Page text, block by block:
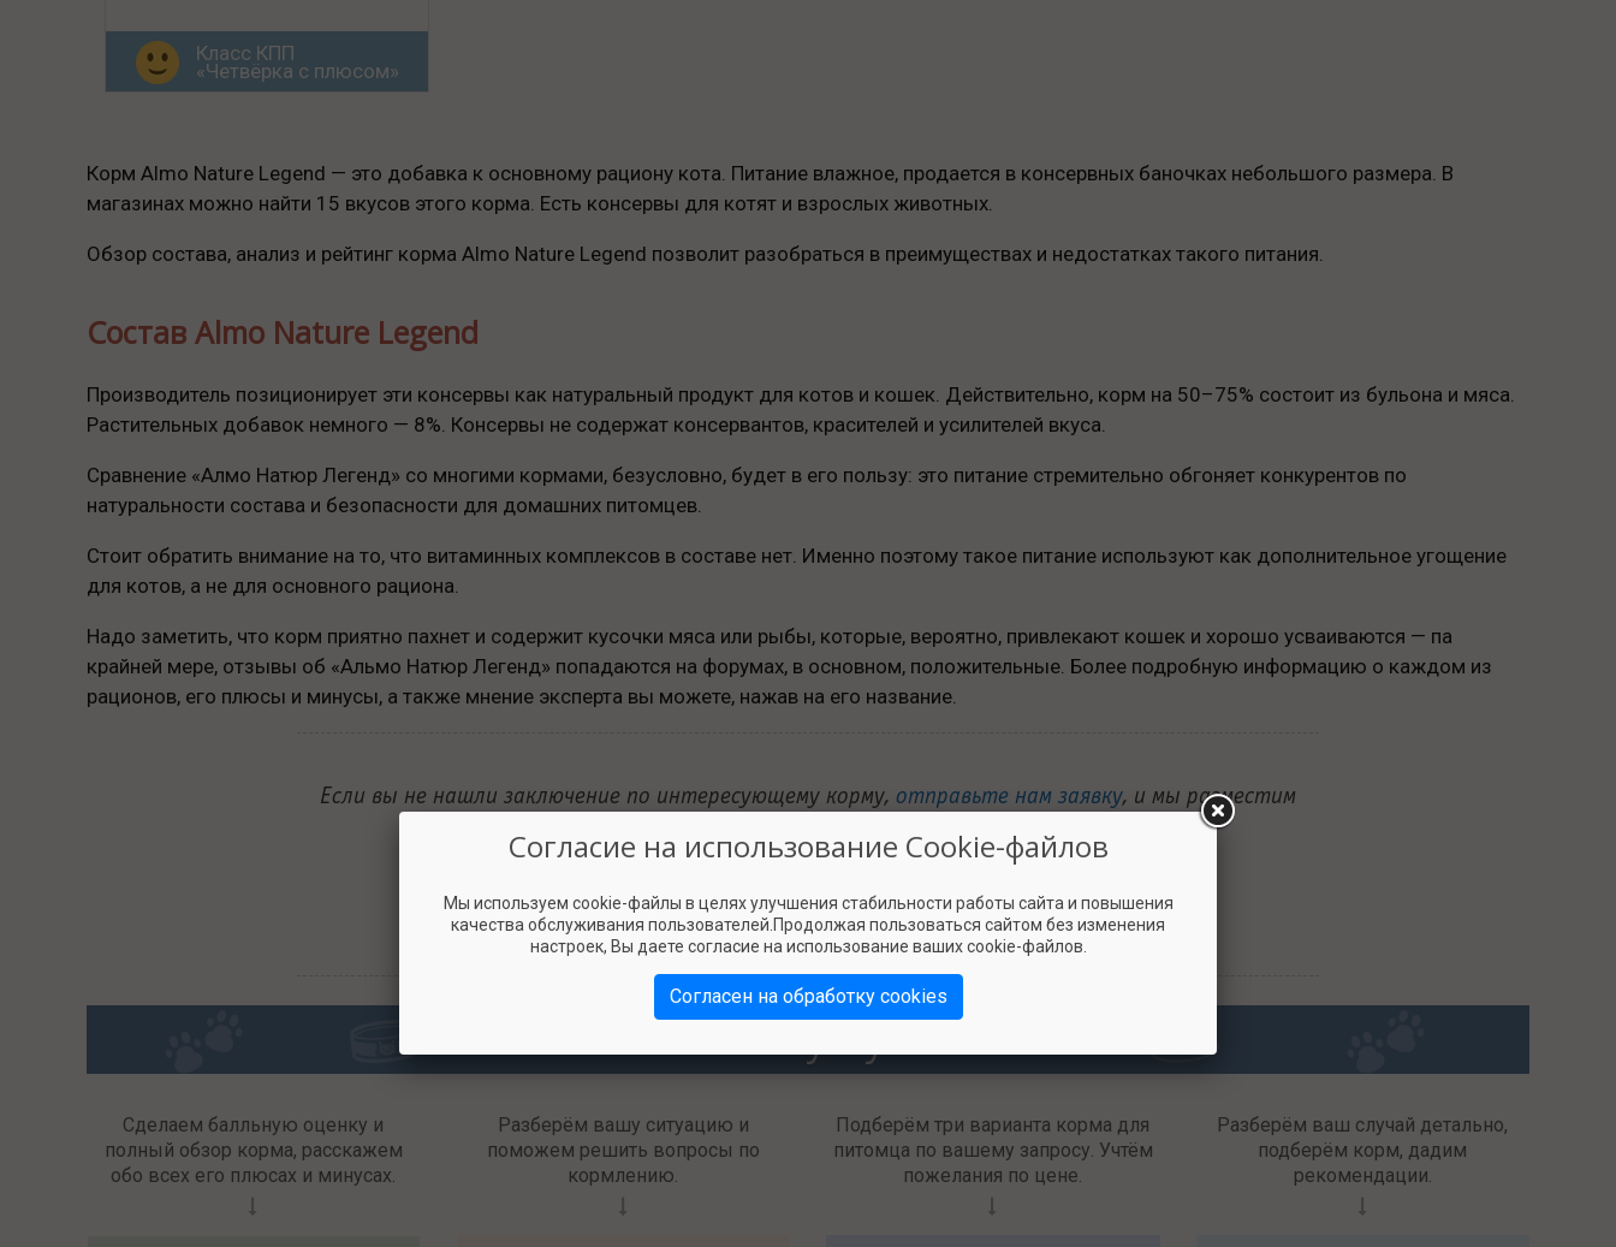
Класс КПП
«Четвёрка с плюсом»
Корм Almo Nature Legend — это добавка к основному рациону кота. Питание влажное, продается в консервных баночках небольшого размера. В
магазинах можно найти 15 вкусов этого корма. Есть консервы для котят и взрослых животных.
Обзор состава, анализ и рейтинг корма Almo Nature Legend позволит разобраться в преимуществах и недостатках такого питания.
Состав Almo Nature Legend
Производитель позиционирует эти консервы как натуральный продукт для котов и кошек. Действительно, корм на 50–75% состоит из бульона и мяса.
Растительных добавок немного — 8%. Консервы не содержат консервантов, красителей и усилителей вкуса.
Сравнение «Алмо Натюр Легенд» со многими кормами, безусловно, будет в его пользу: это питание стремительно обгоняет конкурентов по
натуральности состава и безопасности для домашних питомцев.
Стоит обратить внимание на то, что витаминных комплексов в составе нет. Именно поэтому такое питание используют как дополнительное угощение
для котов, а не для основного рациона.
Надо заметить, что корм приятно пахнет и содержит кусочки мяса или рыбы, которые, вероятно, привлекают кошек и хорошо усваиваются — па
крайней мере, отзывы об «Альмо Натюр Легенд» попадаются на форумах, в основном, положительные. Более подробную информацию о каждом из
рационов, его плюсы и минусы, а также мнение эксперта вы можете, нажав на его название.
Если вы не нашли заключение по интересующему корму, отправьте нам заявку, и мы разместим
Оставить заявку
Сделаем балльную оценку и
полный обзор корма, расскажем
обо всех его плюсах и минусах.
Разберём вашу ситуацию и
поможем решить вопросы по
кормлению.
Подберём три варианта корма для
питомца по вашему запросу. Учтём
пожелания по цене.
Разберём ваш случай детально,
подберём корм, дадим
рекомендации.
Согласие на использование Cookie-файлов
Мы используем cookie-файлы в целях улучшения стабильности работы сайта и повышения
качества обслуживания пользователей.Продолжая пользоваться сайтом без изменения
настроек, Вы даете согласие на использование ваших cookie-файлов.
Согласен на обработку cookies